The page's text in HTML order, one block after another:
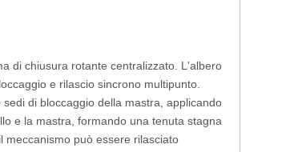
di chiusura rotante centralizzato. L'albero
e rilascio sincrono multipunto.
di bloccaggio della mastra, applicando
e la mastra, formando una tenuta stagna
meccanismo può essere rilasciato